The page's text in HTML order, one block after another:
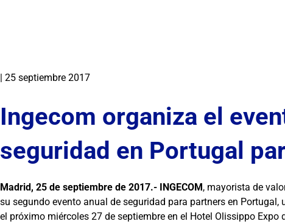
| 25 septiembre 2017
Ingecom organiza el
seguridad en Portugal
Madrid, 25 de septiembre de 2017.- INGECOM, mayorista de
su segundo evento anual de seguridad para partners en
el próximo miércoles 27 de septiembre en el Hotel Olissippo Expo